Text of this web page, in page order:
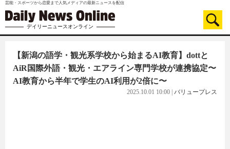
芸能・スポーツから恋愛まで人気メディアの最新ニュースを配信
デイリーニュースオンライン
【新潟の語学・観光系学校から始まるAI教育】dottと
AiR国際外語・観光・エアライン専門学校が連携協定〜
AI教育から半年で学生のAI利用が2倍に〜
2025.10.01 10:00 バリュープレス